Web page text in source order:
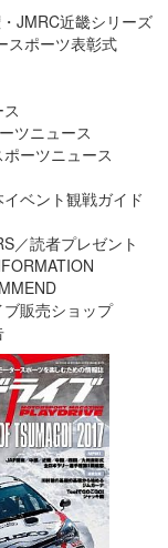
JMRC近畿シリーズ
スポーツ表彰式
ツニュース
ーツニュース
ベント観戦ガイド
／読者プレゼント
販売ショップ